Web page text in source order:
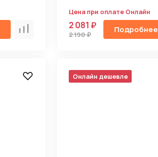
Сравнить
Цена при оплате Онлайн
2 081 ₽
2 190 ₽ Подробнее
Онлайн дешевле